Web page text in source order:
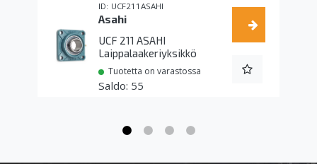
UCF211ASAHI
Asahi
UCF 211 ASAHI
Laippalaakeriyksikkö
Tuotetta on varastossa
55